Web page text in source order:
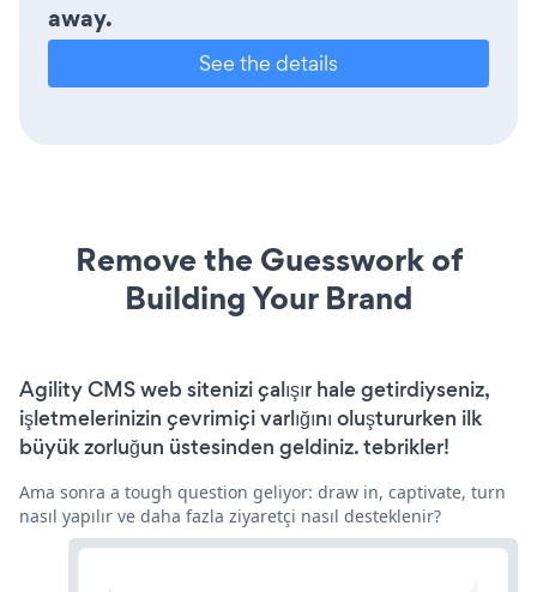
away.
See the details
Remove the Guesswork of
Building Your Brand
Agility CMS web sitenizi çalışır hale getirdiyseniz,
işletmelerinizin çevrimiçi varlığını oluştururken ilk
büyük zorluğun üstesinden geldiniz. tebrikler!
Ama sonra a tough question geliyor: draw in, captivate, turn
nasıl yapılır ve daha fazla ziyaretçi nasıl desteklenir?